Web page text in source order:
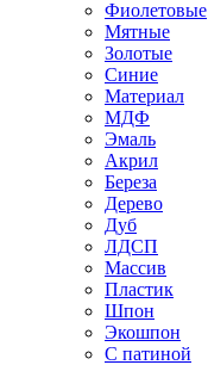
Фиолетовые
Мятные
Золотые
Синие
Материал
МДФ
Эмаль
Акрил
Береза
Дерево
Дуб
ЛДСП
Массив
Пластик
Шпон
Экошпон
С патиной